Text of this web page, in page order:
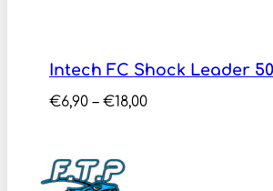
Intech FC Shock Leader
€6,90 – €18,00Price